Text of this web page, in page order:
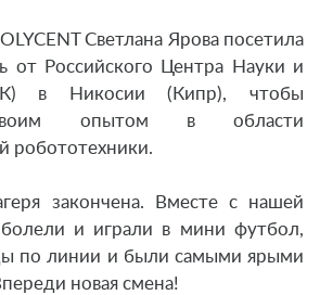
Светлана Ярова посетила
от Российского Центра Науки и
в Никосии (Кипр), чтобы
опытом в области
робототехники.
закончена. Вместе с нашей
и играли в мини футбол,
по линии и были самыми ярыми
новая смена!